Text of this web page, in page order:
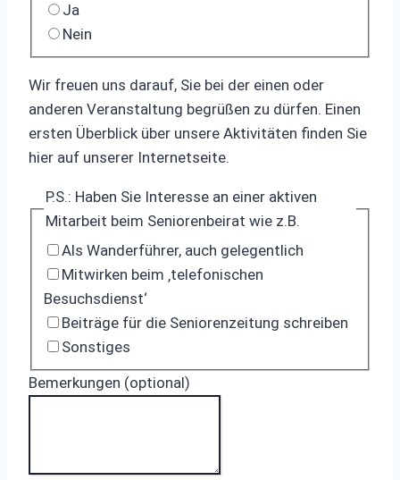
Ja
Nein
Wir freuen uns darauf, Sie bei der einen oder
anderen Veranstaltung begrüßen zu dürfen. Einen
ersten Überblick über unsere Aktivitäten finden Sie
hier auf unserer Internetseite.
P.S.: Haben Sie Interesse an einer aktiven
Mitarbeit beim Seniorenbeirat wie z.B.
Als Wanderführer, auch gelegentlich
Mitwirken beim ‚telefonischen
Besuchsdienst‘
Beiträge für die Seniorenzeitung schreiben
Sonstiges
Bemerkungen (optional)